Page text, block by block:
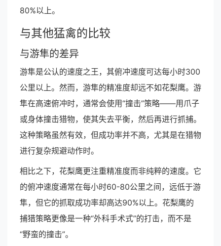
80%以上。
与其他猛禽的比较
与游隼的差异
游隼是公认的速度之王，其俯冲速度可达每小时300
公里以上。然而，游隼的精准度却远不如花梨鹰。游
隼在高速俯冲时，通常会使用“撞击”策略——用爪子
或身体撞击猎物，使其失去平衡，然后再进行抓捕。
这种策略虽然有效，但成功率并不高，尤其是在猎物
进行复杂规避动作时。
相比之下，花梨鹰更注重精准度而非纯粹的速度。它
的俯冲速度通常在每小时60-80公里之间，远低于游
隼，但它的抓取成功率却高达90%以上。花梨鹰的
捕猎策略更像是一种“外科手术式”的打击，而不是
“野蛮的撞击”。